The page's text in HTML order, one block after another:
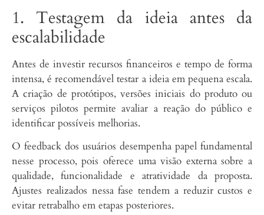
1. Testagem da ideia antes da
escalabilidade
Antes de investir recursos financeiros e tempo de forma
intensa, é recomendável testar a ideia em pequena escala.
A criação de protótipos, versões iniciais do produto ou
serviços pilotos permite avaliar a reação do público e
identificar possíveis melhorias.
O feedback dos usuários desempenha papel fundamental
nesse processo, pois oferece uma visão externa sobre a
qualidade, funcionalidade e atratividade da proposta.
Ajustes realizados nessa fase tendem a reduzir custos e
evitar retrabalho em etapas posteriores.